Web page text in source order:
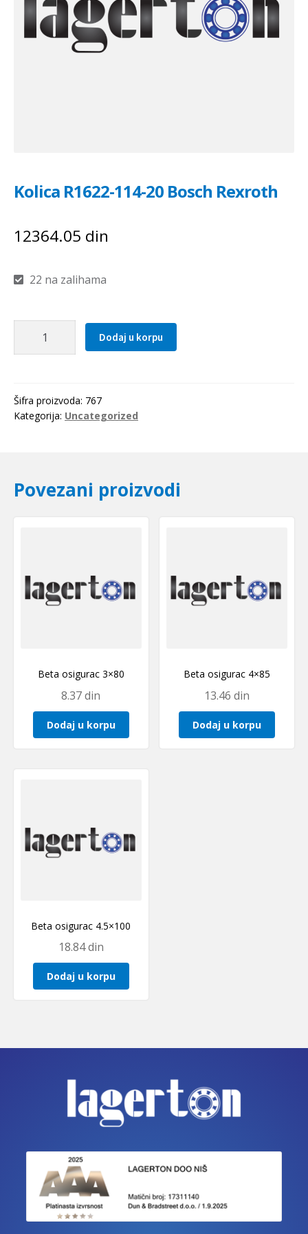
Kolica R1622-114-20 Bosch Rexroth
12364.05 din
22 na zalihama
R1622-
Bosch
Rexroth
Dodaj u korpu
Šifra proizvoda: 767
Kategorija: Uncategorized
Povezani proizvodi
Beta osigurac 3×80
8.37din
Dodaj u korpu
Beta osigurac 4×85
13.46din
Dodaj u korpu
Beta osigurac 4.5×100
18.84din
Dodaj u korpu